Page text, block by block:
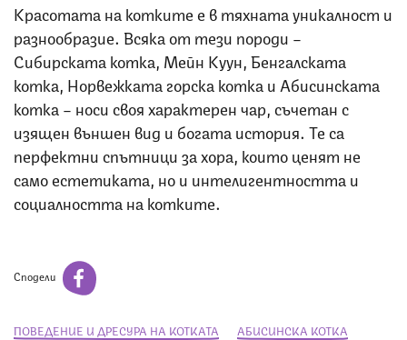
Красотата на котките е в тяхната уникалност и
разнообразие. Всяка от тези породи –
Сибирската котка, Мейн Куун, Бенгалската
котка, Норвежката горска котка и Абисинската
котка – носи своя характерен чар, съчетан с
изящен външен вид и богата история. Те са
перфектни спътници за хора, които ценят не
само естетиката, но и интелигентността и
социалността на котките.
Сподели
ПОВЕДЕНИЕ И ДРЕСУРА НА КОТКАТА
АБИСИНСКА КОТКА